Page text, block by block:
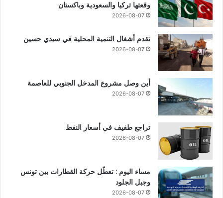
وقعتها تركيا والسعودية وباكستان
2026-08-07
تقدم أشغال التنمية المحلية في سيدي حسين
2026-08-07
أين وصل مشروع المدخل الجنوبي للعاصمة
2026-08-07
تراجع طفيف في أسعار النفط
2026-08-07
مساء اليوم : تعطّل حركة القطارات بين تونس
وجبل الجلود
2026-08-07